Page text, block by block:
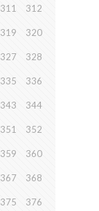
311 312
319 320
327 328
335 336
343 344
351 352
359 360
367 368
375 376